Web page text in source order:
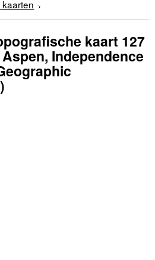
kaart 127
Independence